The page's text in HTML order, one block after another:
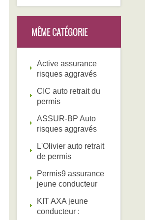
MÊME CATÉGORIE
Active assurance
risques aggravés
CIC auto retrait du
permis
ASSUR-BP Auto
risques aggravés
L'Olivier auto retrait
de permis
Permis9 assurance
jeune conducteur
KIT AXA jeune
conducteur :